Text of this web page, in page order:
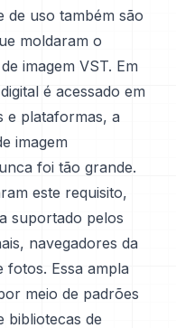
de uso também são
moldaram o
imagem VST. Em
é acessado em
e plataformas, a
imagem
foi tão grande.
este requisito,
suportado pelos
navegadores da
fotos. Essa ampla
meio de padrões
bibliotecas de